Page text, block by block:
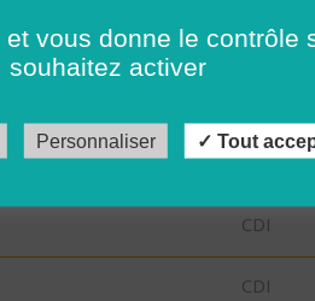
CDI
CDI
CDI
CDI
vous donne le contrôle
souhaitez activer
Personnaliser Tout